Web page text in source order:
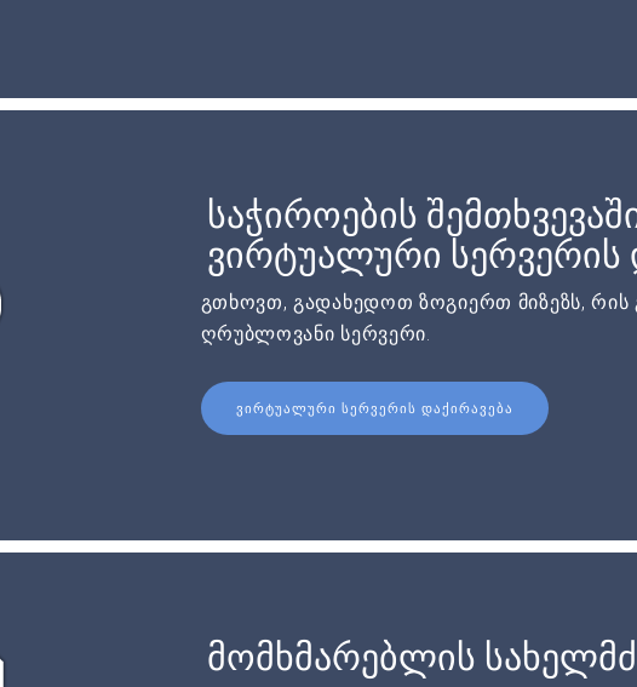
საჭიროების
ვირტუალური სერვერის
გთხოვთ, გადახედოთ ზოგიერთ მიზეზს,
ღრუბლოვანი სერვერი.
ᲕᲘᲠᲢᲣᲐᲚᲣᲠᲘ ᲡᲔᲠᲕᲔᲠᲘᲡ ᲓᲐᲥᲘᲠᲐᲕᲔᲑᲐ
მომხმარებლის